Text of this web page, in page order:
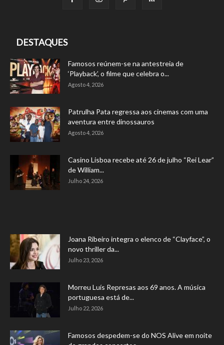
DESTAQUES
Famosos reúnem-se na antestreia de
‘Playback’, o filme que celebra o...
Agosto 4, 2026
Patrulha Pata regressa aos cinemas com uma
aventura entre dinossauros
Agosto 4, 2026
Casino Lisboa recebe até 26 de julho “Rei Lear”
de William...
Julho 24, 2026
Joana Ribeiro integra o elenco de “Clayface”, o
novo thriller da...
Julho 23, 2026
Morreu Luís Represas aos 69 anos. A música
portuguesa está de...
Julho 22, 2026
Famosos despedem-se do NOS Alive em noite